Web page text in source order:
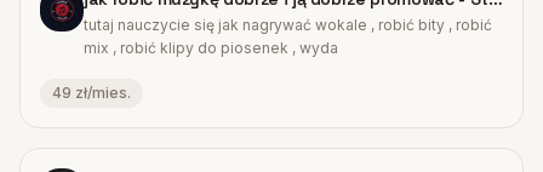
tutaj nauczycie się jak nagrywać wokale , robić bity , robić
mix , robić klipy do piosenek , wyda
49 zł/mies.